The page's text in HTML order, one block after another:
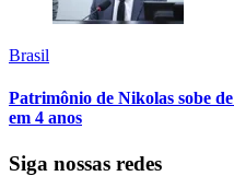
Brasil
Patrimônio de Nikolas sobe
em 4 anos
Siga nossas redes